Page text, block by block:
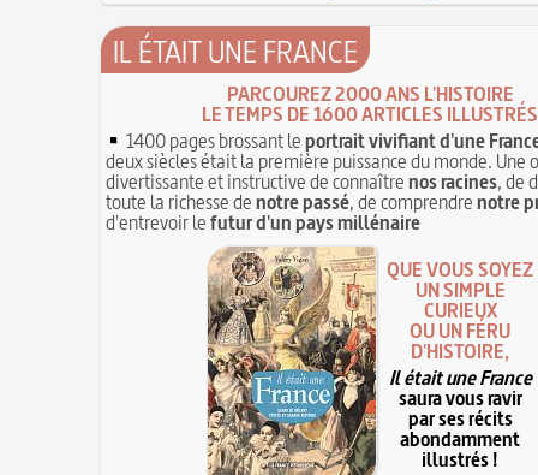
IL ÉTAIT UNE FRANCE
PARCOUREZ 2000 ANS L'HISTOIRE
LE TEMPS DE 1600 ARTICLES ILLUSTRÉS
1400 pages brossant leportrait vivifiant d'une
deux siècles était la première puissance du monde. Une
divertissante et instructive de connaîtrenos racines, de
toute la richesse denotre passé, de comprendrenotre
d'entrevoir lefutur d'un pays millénaire
QUE VOUS SOYEZ
UN SIMPLE
CURIEUX
OU UN FÉRU
D'HISTOIRE,
Il était une France
saura vous ravir
par ses récits
abondamment
illustrés !